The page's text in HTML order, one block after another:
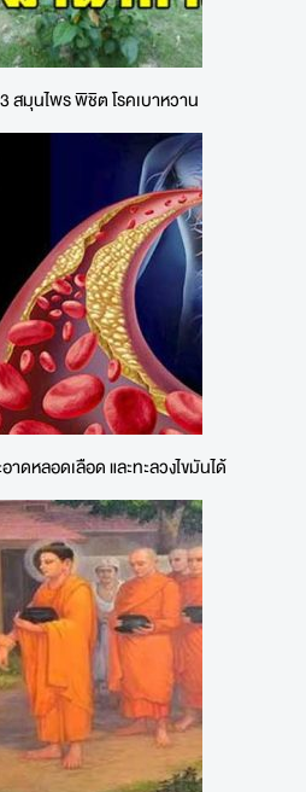
สมุนไพร พิชิต โรคเบาหวาน
ดหลอดเลือด และทะลวงไขมันได้